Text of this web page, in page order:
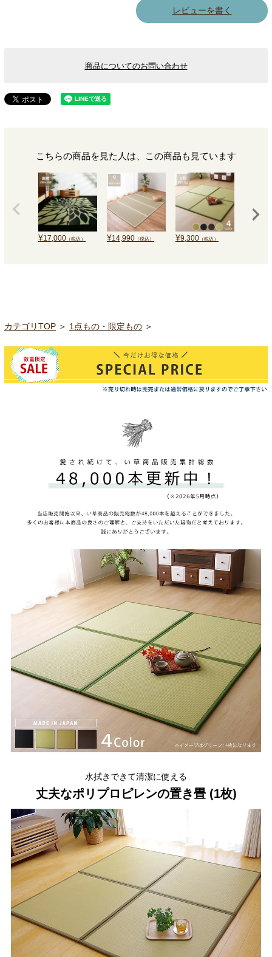
レビューを書く
商品についてのお問い合わせ
こちらの商品を見た人は、この商品も見ています
¥17,000 （税込） ¥14,990 （税込） ¥9,300 （税込）
カテゴリTOP ＞ 1点もの・限定もの ＞
水拭きできて清潔に使える
丈夫なポリプロピレンの置き畳 (1枚)